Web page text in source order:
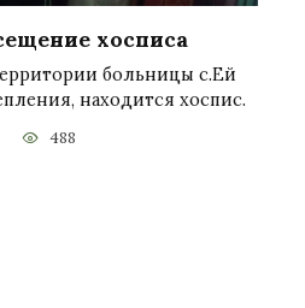
хосписа
больницы с.Ей
находится хоспис.
488